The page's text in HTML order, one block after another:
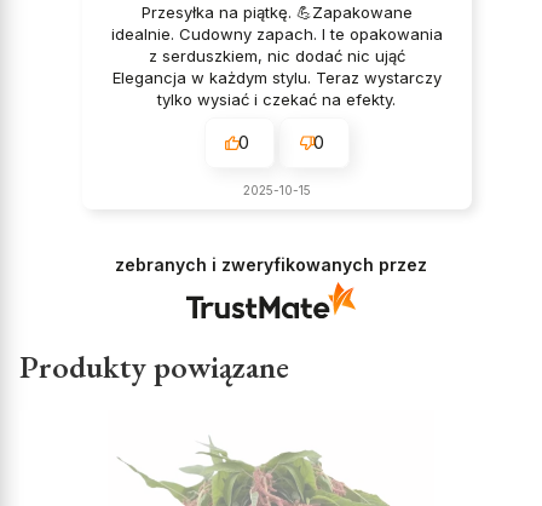
Przesyłka na piątkę. 💪Zapakowane
idealnie. Cudowny zapach. I te opakowania
z serduszkiem, nic dodać nic ująć
Elegancja w każdym stylu. Teraz wystarczy
tylko wysiać i czekać na efekty.
0 0
2025-10-15
zebranych i zweryfikowanych przez
Produkty powiązane